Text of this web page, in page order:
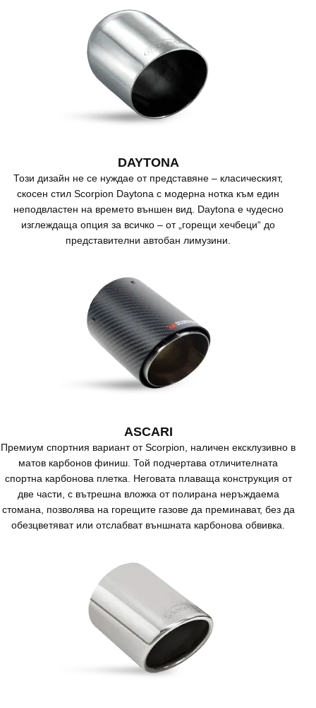
DAYTONA
Този дизайн не се нуждае от представяне – класическият,
скосен стил Scorpion Daytona с модерна нотка към един
неподвластен на времето външен вид. Daytona е чудесно
изглеждаща опция за всичко – от „горещи хечбеци“ до
представителни автобан лимузини.
ASCARI
Премиум спортния вариант от Scorpion, наличен ексклузивно в
матов карбонов финиш. Той подчертава отличителната
спортна карбонова плетка. Неговата плаваща конструкция от
две части, с вътрешна вложка от полирана неръждаема
стомана, позволява на горещите газове да преминават, без да
обезцветяват или отслабват външната карбонова обвивка.